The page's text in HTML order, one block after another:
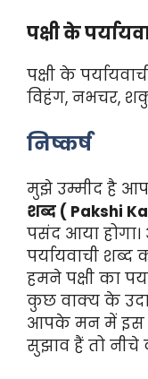
पक्षी के
पक्षी के
विहंग, नभचर,
निष्कर्ष
मुझे उम्मीद है
शब्द ( Pakshi
पसंद आया
पर्यायवाची
हमने पक्षी का
कुछ वाक्य के
आपके मन में इस
सुझाव हैं तो